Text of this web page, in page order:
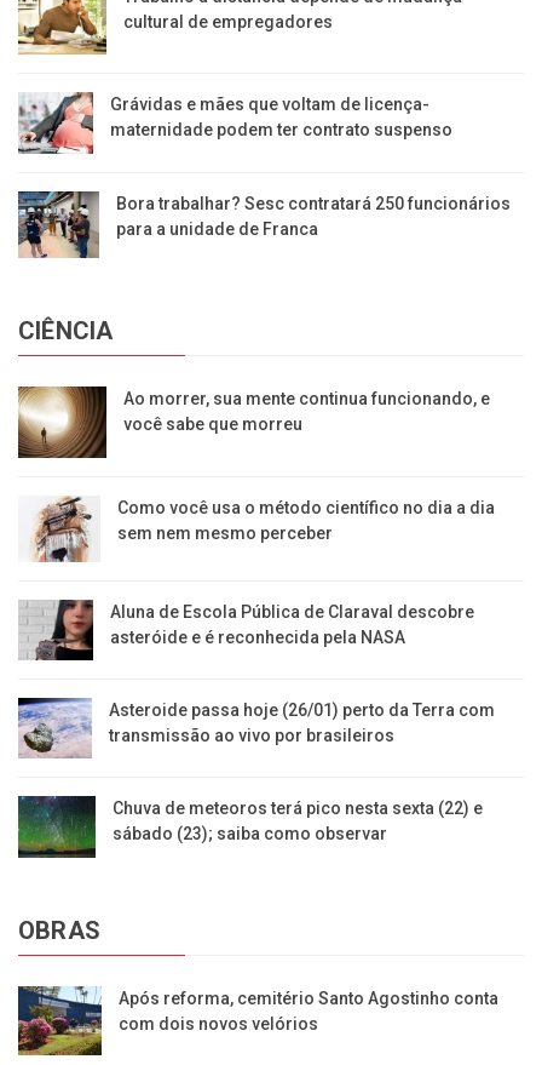
cultural de empregadores
Grávidas e mães que voltam de licença-
maternidade podem ter contrato suspenso
Bora trabalhar? Sesc contratará 250 funcionários
para a unidade de Franca
CIÊNCIA
Ao morrer, sua mente continua funcionando, e
você sabe que morreu
Como você usa o método científico no dia a dia
sem nem mesmo perceber
Aluna de Escola Pública de Claraval descobre
asteróide e é reconhecida pela NASA
Asteroide passa hoje (26/01) perto da Terra com
transmissão ao vivo por brasileiros
Chuva de meteoros terá pico nesta sexta (22) e
sábado (23); saiba como observar
OBRAS
Após reforma, cemitério Santo Agostinho conta
com dois novos velórios